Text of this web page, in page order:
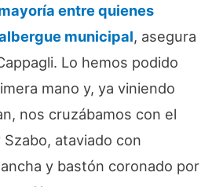
entre quienes
municipal, asegura
Lo hemos podido
mano y, ya viniendo
nos cruzábamos con el
ataviado con
y bastón coronado por